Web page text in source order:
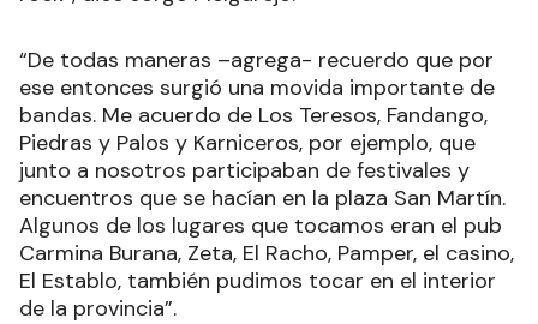
“De todas maneras –agrega- recuerdo que por
ese entonces surgió una movida importante de
bandas. Me acuerdo de Los Teresos, Fandango,
Piedras y Palos y Karniceros, por ejemplo, que
junto a nosotros participaban de festivales y
encuentros que se hacían en la plaza San Martín.
Algunos de los lugares que tocamos eran el pub
Carmina Burana, Zeta, El Racho, Pamper, el casino,
El Establo, también pudimos tocar en el interior
de la provincia”.